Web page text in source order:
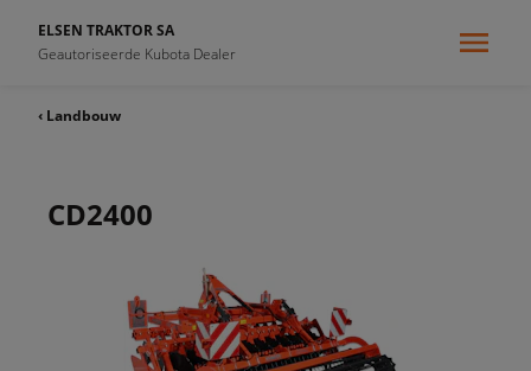
ELSEN TRAKTOR SA
Geautoriseerde Kubota Dealer
‹ Landbouw
CD2400